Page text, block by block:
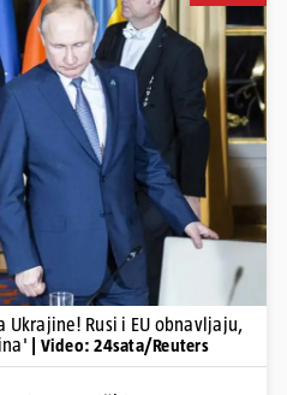
videa...
Rusi i EU obnavljaju,
| Video: 24sata/Reuters